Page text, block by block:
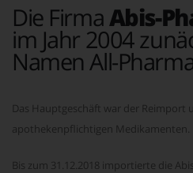
Die Firma Abis-
im Jahr 2004
Namen All-
Das Hauptgeschäft war der Reimport
apothekenpflichtigen Medikamenten.
Bis zum 31.12.2018 importierte die